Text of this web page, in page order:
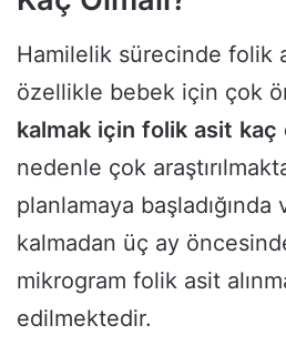
Hamilelik sürecinde folik
özellikle bebek için çok
kalmak için folik asit kaç
nedenle çok
planlamaya
kalmadan üç ay
mikrogram folik asit
edilmektedir.